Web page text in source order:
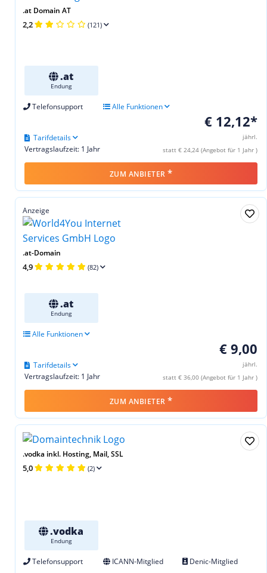
.at Domain AT
2,2 (121)
.at
Endung
Telefonsupport Alle Funktionen
€ 12,12*
jährl.
statt € 24,24 (Angebot für 1 Jahr )
Vertragslaufzeit: 1 Jahr
Tarifdetails
ZUM ANBIETER *
Anzeige
.at-Domain
4,9 (82)
.at
Endung
Alle Funktionen
€ 9,00
jährl.
statt € 36,00 (Angebot für 1 Jahr )
Vertragslaufzeit: 1 Jahr
Tarifdetails
ZUM ANBIETER *
.vodka inkl. Hosting, Mail, SSL
5,0 (2)
.vodka
Endung
Telefonsupport ICANN-Mitglied
Denic-Mitglied